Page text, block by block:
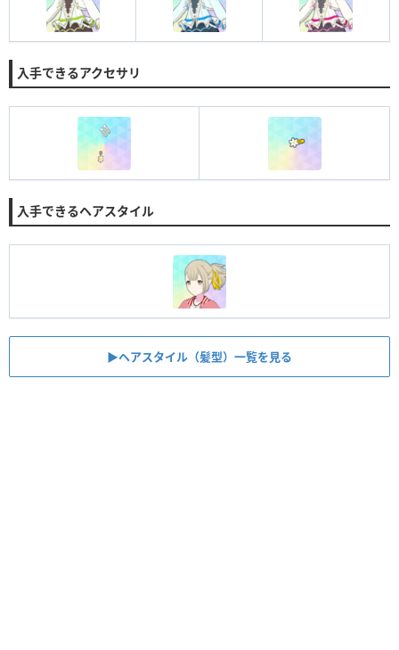
入手できるアクセサリ
入手できるヘアスタイル
▶︎ヘアスタイル（髪型）一覧を見る